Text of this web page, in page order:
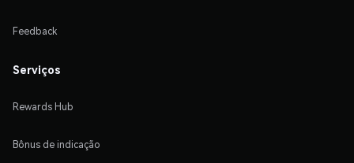
Feedback
Serviços
Rewards Hub
Bônus de indicação